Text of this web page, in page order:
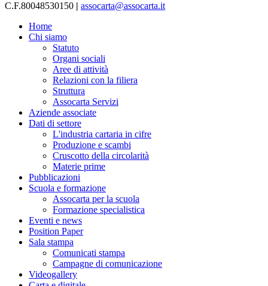
C.F.80048530150 | assocarta@assocarta.it
Home
Chi siamo
Statuto
Organi sociali
Aree di attività
Relazioni con la filiera
Struttura
Assocarta Servizi
Aziende associate
Dati di settore
L'industria cartaria in cifre
Produzione e scambi
Cruscotto della circolarità
Materie prime
Pubblicazioni
Scuola e formazione
Assocarta per la scuola
Formazione specialistica
Eventi e news
Position Paper
Sala stampa
Comunicati stampa
Campagne di comunicazione
Videogallery